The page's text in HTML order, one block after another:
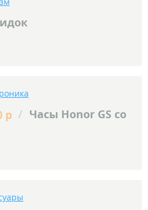
р / Часы Honor GS со